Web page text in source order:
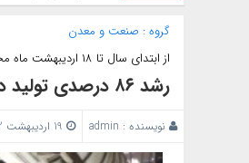
گروه : صنعت و معدن
از ابتدای سال تا ۱۸ اردیبهشت ماه محقق شد
رشد ۸۶ درصدی تولید در گروه صنعتی ایران خودرو
نویسنده : admin